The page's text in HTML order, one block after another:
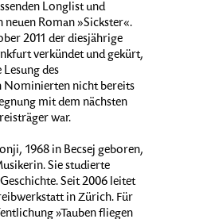
Longlist und
neuen Roman »Sickster«.
2011 der diesjährige
verkündet und gekürt,
des
Nominierten nicht bereits
mit dem nächsten
war.
1968 in Becsej geboren,
Sie studierte
Seit 2006 leitet
in Zürich. Für
»Tauben fliegen